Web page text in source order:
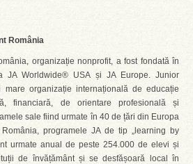
România
organizație nonprofit, a fost fondată în
Worldwide® USA și JA Europe. Junior
mare organizație internațională de educație
financiară, de orientare profesională și
sale fiind urmate în 40 de țări din Europa
programele JA de tip „learning by
urmate anual de peste 254.000 de elevi și
de învățământ și se desfășoară local în